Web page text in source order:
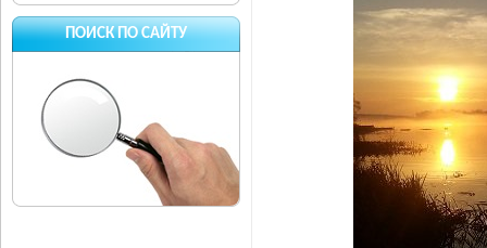
ПОИСК ПО САЙТУ